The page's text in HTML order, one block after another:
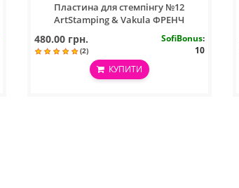
Пластина для стемпінгу №12
ArtStamping & Vakula ФРЕНЧ
480.00 грн.
(2)
SofiBonus:
10
КУПИТИ